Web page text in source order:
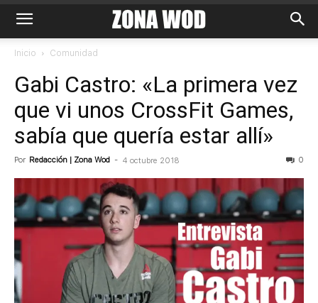
Inicio Comunidad
Gabi Castro: «La primera vez
que vi unos CrossFit Games,
sabía que quería estar allí»
Por Redacción | Zona Wod - 4 octubre 2018 0